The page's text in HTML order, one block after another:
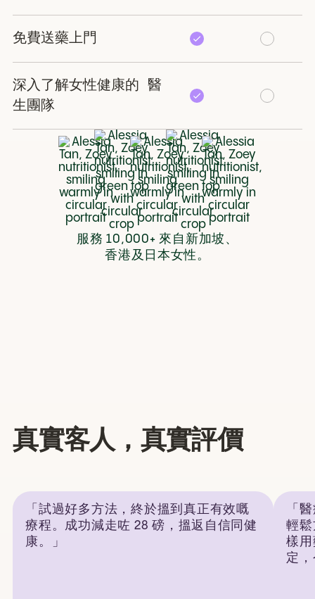
免費送藥上門
深入了解女性健康的 醫
生團隊
服務 10,000+ 來自新加坡、
香港及日本女性。
真實客人，真實評價
「試過好多方法，終於搵到真正有效嘅
療程。成功減走咗 28 磅，搵返自信同健
康。」
「
輕
樣
定